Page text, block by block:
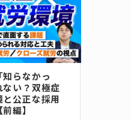
知らなかっ
い？双極症
公正な採用
編】